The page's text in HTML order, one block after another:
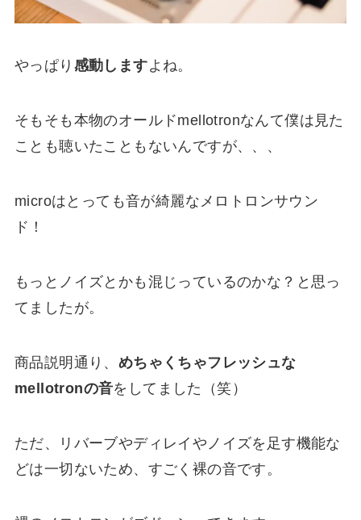
やっぱり 感動しますよね。
そもそも本物のオールドmellotronなんて僕は見た
ことも聴いたこともないんですが、、、
microはとっても音が綺麗なメロトロンサウン
ド！
もっとノイズとかも混じっているのかな？と思っ
てましたが。
商品説明通り、 めちゃくちゃフレッシュな
mellotronの音をしてました（笑）
ただ、リバーブやディレイやノイズを足す機能な
どは一切ないため、すごく裸の音です。